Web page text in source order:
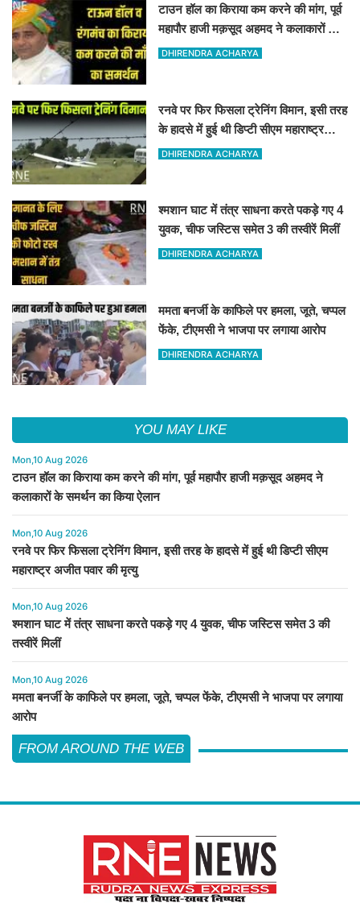
टाउन हॉल का किराया कम करने की मांग, पूर्व
महापौर हाजी मक़सूद अहमद ने कलाकारों के
समर्थन का किया ऐलान
DHIRENDRA ACHARYA
रनवे पर फिर फिसला ट्रेनिंग विमान, इसी तरह
के हादसे में हुई थी डिप्टी सीएम महाराष्ट्र
अजीत पवार की मृत्यु
DHIRENDRA ACHARYA
श्मशान घाट में तंत्र साधना करते पकड़े गए 4
युवक, चीफ जस्टिस समेत 3 की तस्वीरें मिलीं
DHIRENDRA ACHARYA
ममता बनर्जी के काफिले पर हमला, जूते, चप्पल
फेंके, टीएमसी ने भाजपा पर लगाया आरोप
DHIRENDRA ACHARYA
YOU MAY LIKE
Mon,10 Aug 2026
टाउन हॉल का किराया कम करने की मांग, पूर्व महापौर हाजी मक़सूद अहमद ने
कलाकारों के समर्थन का किया ऐलान
Mon,10 Aug 2026
रनवे पर फिर फिसला ट्रेनिंग विमान, इसी तरह के हादसे में हुई थी डिप्टी सीएम
महाराष्ट्र अजीत पवार की मृत्यु
Mon,10 Aug 2026
श्मशान घाट में तंत्र साधना करते पकड़े गए 4 युवक, चीफ जस्टिस समेत 3 की
तस्वीरें मिलीं
Mon,10 Aug 2026
ममता बनर्जी के काफिले पर हमला, जूते, चप्पल फेंके, टीएमसी ने भाजपा पर लगाया
आरोप
FROM AROUND THE WEB